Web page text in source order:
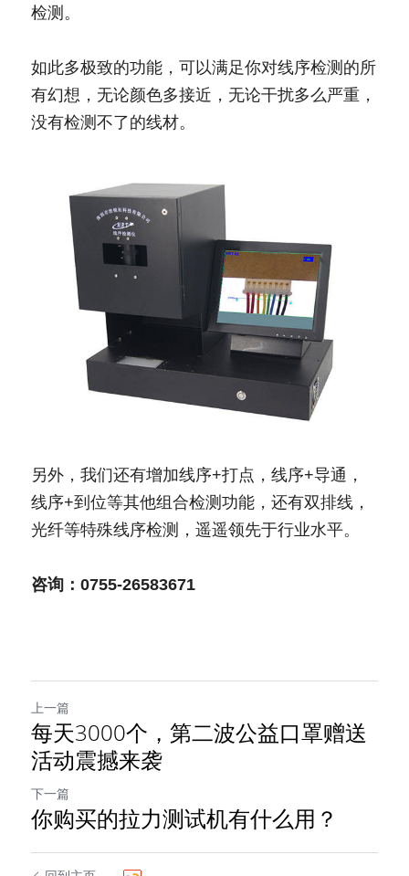
检测。
如此多极致的功能，可以满足你对线序检测的所
有幻想，无论颜色多接近，无论干扰多么严重，
没有检测不了的线材。
另外，我们还有增加线序+打点，线序+导通，
线序+到位等其他组合检测功能，还有双排线，
光纤等特殊线序检测，遥遥领先于行业水平。
咨询：0755-26583671
上一篇
每天3000个，第二波公益口罩赠送
活动震撼来袭
下一篇
你购买的拉力测试机有什么用？